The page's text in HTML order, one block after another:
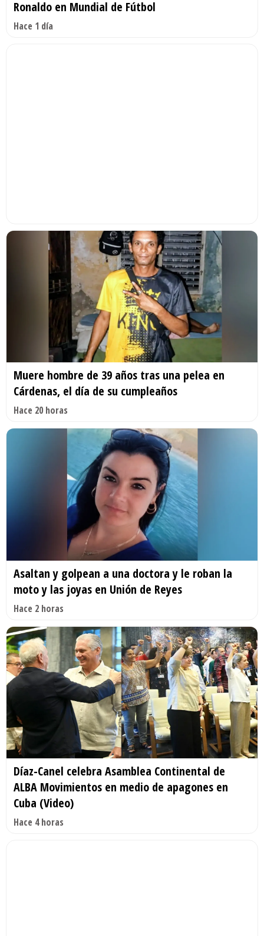
Ronaldo en Mundial de Fútbol
Hace 1 día
Muere hombre de 39 años tras una pelea en
Cárdenas, el día de su cumpleaños
Hace 20 horas
Asaltan y golpean a una doctora y le roban la
moto y las joyas en Unión de Reyes
Hace 2 horas
Díaz-Canel celebra Asamblea Continental de
ALBA Movimientos en medio de apagones en
Cuba (Video)
Hace 4 horas